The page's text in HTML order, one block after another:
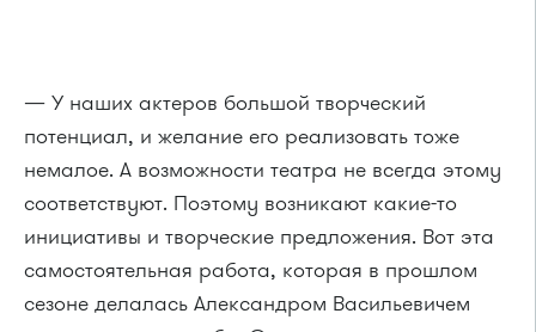
— У наших актеров большой творческий
потенциал, и желание его реализовать тоже
немалое. А возможности театра не всегда этому
соответствуют. Поэтому возникают какие-то
инициативы и творческие предложения. Вот эта
самостоятельная работа, которая в прошлом
сезоне делалась Александром Васильевичем